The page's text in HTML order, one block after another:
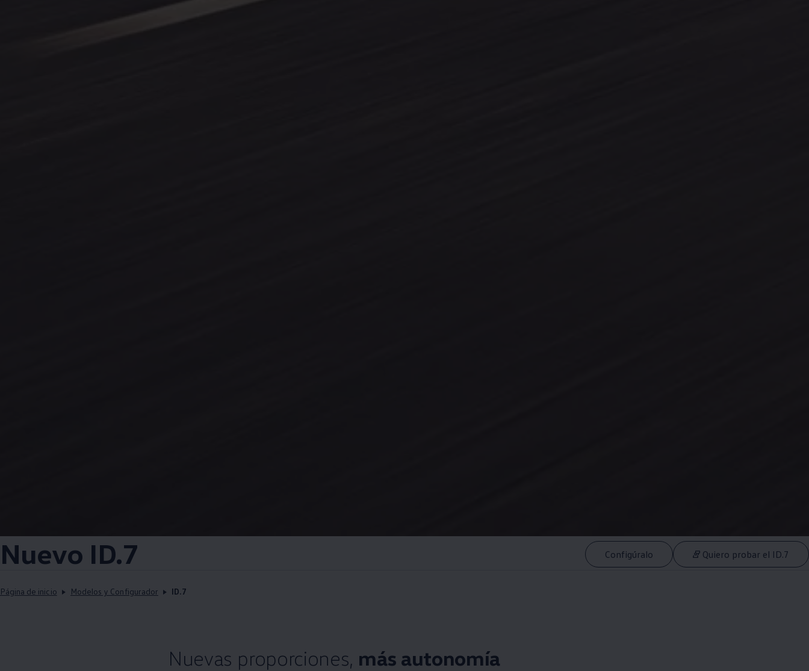
Nuevo ID.7 Configúralo Quiero probar el ID.7
Página de inicio Modelos y Configurador ID.7
Nuevas proporciones, más autonomía